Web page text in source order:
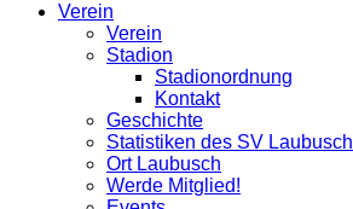
Verein
Verein
Stadion
Stadionordnung
Kontakt
Geschichte
Statistiken des SV Laubusch
Ort Laubusch
Werde Mitglied!